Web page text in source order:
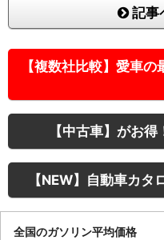
記事
【複数社比較】愛車
【中古車】がお
【NEW】自動車カタ
全国のガソリン平均価格